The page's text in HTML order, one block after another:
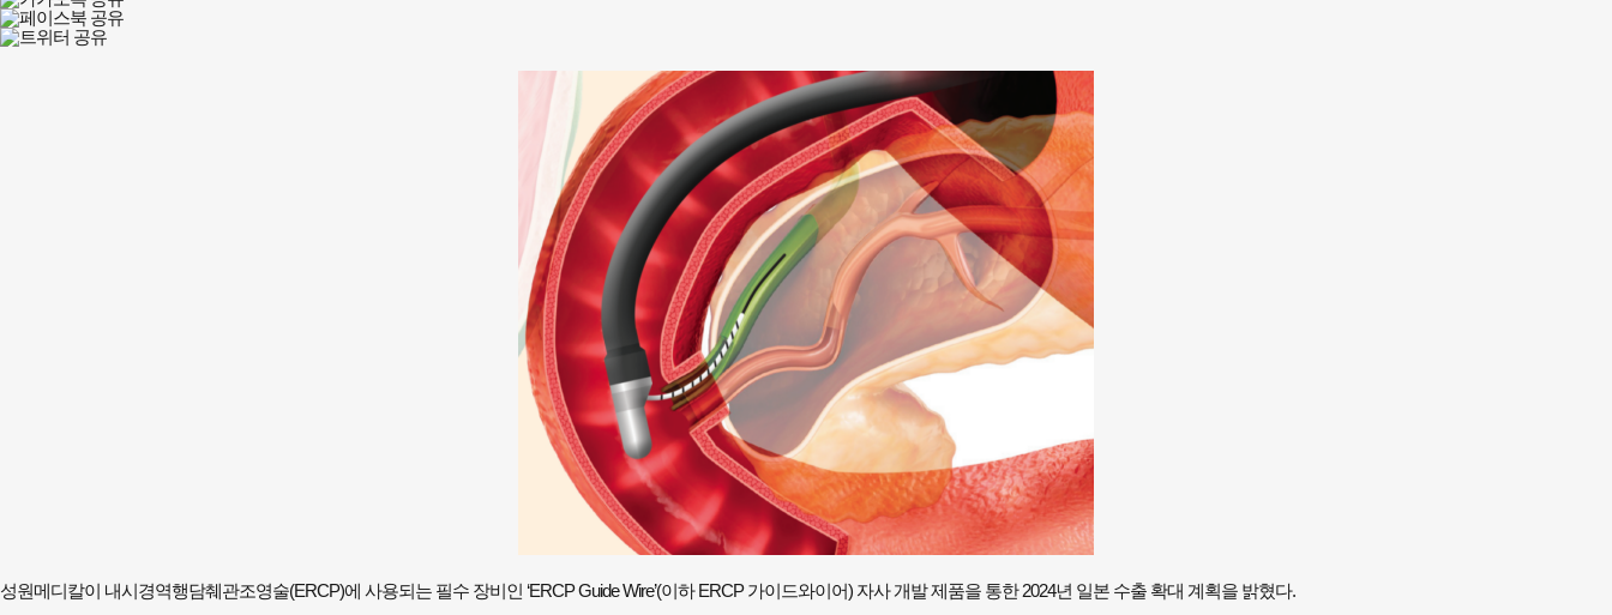
성원메디칼이 내시경역행담췌관조영술(ERCP)에 사용되는 필수 장비인 ‘ERCP Guide Wire’(이하 ERCP 가이드와이어) 자사 개발 제품을 통한 2024년 일본 수출 확대 계획을 밝혔다.